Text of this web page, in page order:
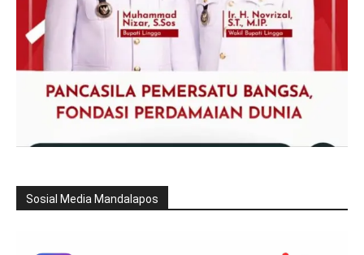
Sosial Media Mandalapos